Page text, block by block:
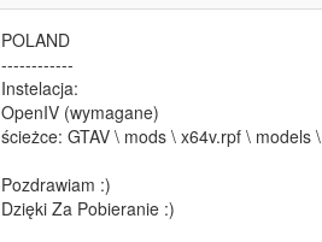
POLAND
------------
Instelacja:
OpenIV (wymagane)
ścieżce: GTAV \ mods \ x64v.rpf \
Pozdrawiam :)
Dzięki Za Pobieranie :)